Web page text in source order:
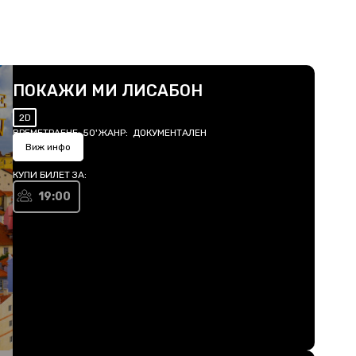
ПОКАЖИ МИ ЛИСАБОН
2D
ВРЕМЕТРАЕНЕ: 50'ЖАНР: ДОКУМЕНТАЛЕН
Виж инфо
КУПИ БИЛЕТ ЗА:
19:00